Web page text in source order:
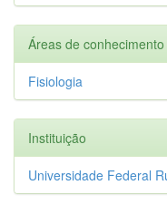
Áreas de conhecimento
Fisiologia
Instituição
Universidade Federal